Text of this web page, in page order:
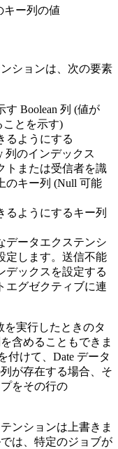
キー列の値
ションは、次の要素
Boolean 列 (値が
ことを示す)
るようにする
列のインデックス
トまたは受信者を識
のキー列 (Null 可能
るようにするキー列
データエクステンシ
定します。送信不能
デックスを設定する
エグゼクティブに連
を実行したときのタ
含めることもできま
付けて、Date データ
が存在する場合、そ
をその行の
ンションは上書きま
は、特定のジョブが